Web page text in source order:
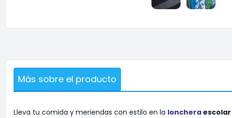
Más sobre el producto
Lleva tu comida y meriendas con estilo en la lonchera escolar